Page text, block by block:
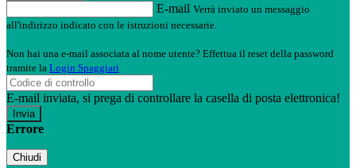
E-mail Verrà inviato un messaggio
all'indirizzo indicato con le istruzioni necessarie.
Non hai una e-mail associata al nome utente? Effettua il reset della password
tramite la Login Spaggiari
E-mail inviata, si prega di controllare la casella di posta elettronica!
Errore
Chiudi